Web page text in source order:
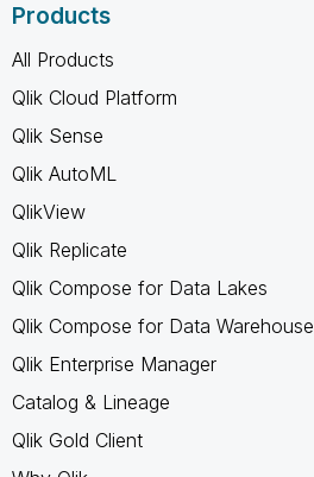
Products
All Products
Qlik Cloud Platform
Qlik Sense
Qlik AutoML
QlikView
Qlik Replicate
Qlik Compose for Data Lakes
Qlik Compose for Data Warehouse
Qlik Enterprise Manager
Catalog & Lineage
Qlik Gold Client